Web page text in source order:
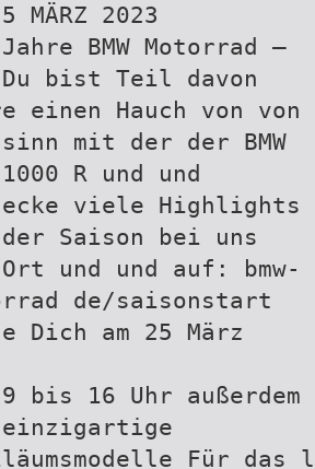
MÄRZ 2023
BMW Motorrad –
Du bist Teil davon
einen Hauch von von
mit der der BMW
1000 R und und
viele Highlights
Saison bei uns
und und auf: bmw-
de/saisonstart
Dich am 25 März
bis 16 Uhr außerdem
Für das